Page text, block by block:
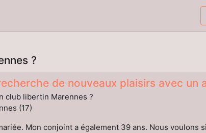
?
de nouveaux plaisirs avec un
club libertin Marennes ?
(17)
Mon conjoint a également 39 ans. Nous voulons